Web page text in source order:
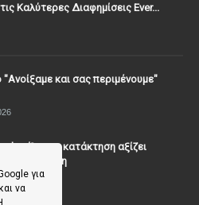
για
να
Καλύτερες Διαφημίσεις Ever...
"Ανοίξαμε και σας περιμένουμε"
Όταν η κατάκτηση αξίζει
τη σχέση